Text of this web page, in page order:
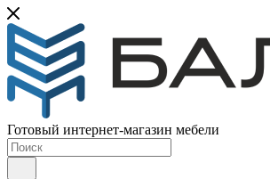
Готовый интернет-магазин мебели